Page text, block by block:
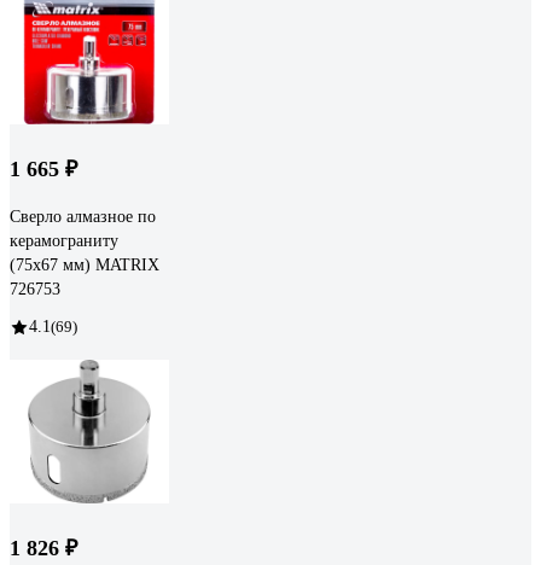
1 665 ₽
Сверло алмазное по
керамограниту
(75х67 мм) MATRIX
726753
4.1 (69)
1 826 ₽